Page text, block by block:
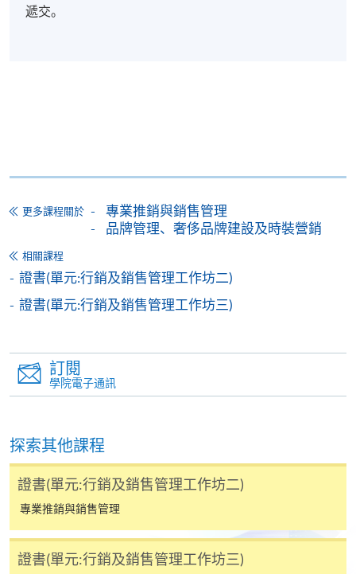
遞交。
更多課程關於
專業推銷與銷售管理
品牌管理、奢侈品牌建設及時裝營銷
相關課程
證書(單元:行銷及銷售管理工作坊二)
證書(單元:行銷及銷售管理工作坊三)
訂閱
學院電子通訊
探索其他課程
證書(單元:行銷及銷售管理工作坊二)
專業推銷與銷售管理
證書(單元:行銷及銷售管理工作坊三)